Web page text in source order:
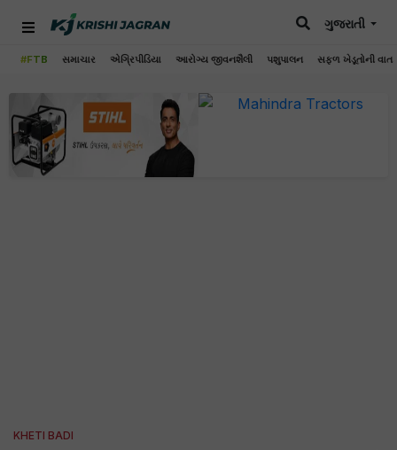
#FTB સમાચાર એગ્રિપીડિયા આરોગ્ય જીવનશૈલી પશુપાલન સફળ ખેડૂતોની વાત
ગુજરાતી
KHETI BADI